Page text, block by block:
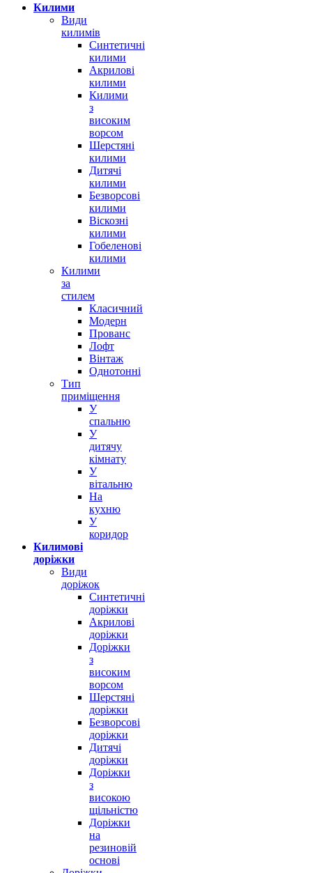
Килими
Види
килимів
Синтетичні
килими
Акрилові
килими
Килими
з
високим
ворсом
Шерстяні
килими
Дитячі
килими
Безворсові
килими
Віскозні
килими
Гобеленові
килими
Килими
за
стилем
Класичний
Модерн
Прованс
Лофт
Вінтаж
Однотонні
Тип
приміщення
У
спальню
У
дитячу
кімнату
У
вітальню
На
кухню
У
коридор
Килимові
доріжки
Види
доріжок
Синтетичні
доріжки
Акрилові
доріжки
Доріжки
з
високим
ворсом
Шерстяні
доріжки
Безворсові
доріжки
Дитячі
доріжки
Доріжки
з
високою
щільністю
Доріжки
на
резиновій
основі